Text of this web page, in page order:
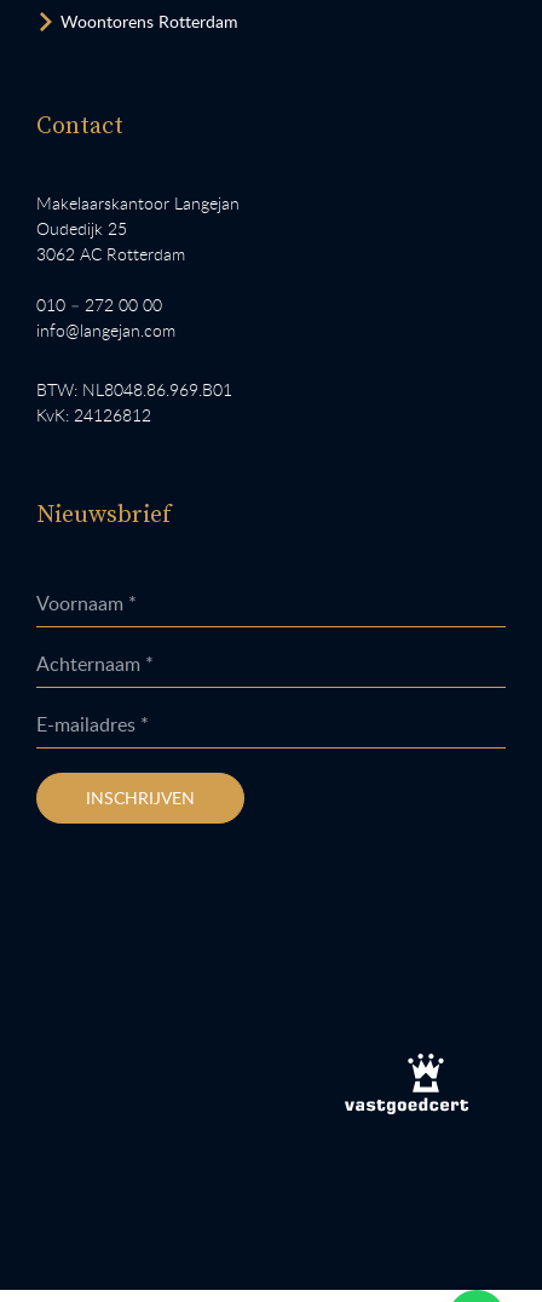
Woontorens Rotterdam
Contact
Makelaarskantoor Langejan
Oudedijk 25
3062 AC Rotterdam
010 – 272 00 00
info@langejan.com
BTW: NL8048.86.969.B01
KvK: 24126812
Nieuwsbrief
Voornaam *
Achternaam *
E-mailadres *
INSCHRIJVEN